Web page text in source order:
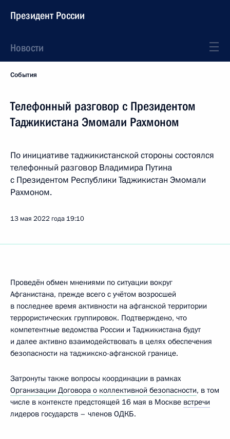
Президент России
Новости
События
Телефонный разговор с Президентом
Таджикистана Эмомали Рахмоном
По инициативе таджикистанской стороны состоялся
телефонный разговор Владимира Путина
с Президентом Республики Таджикистан Эмомали
Рахмоном.
13 мая 2022 года 19:10
Проведён обмен мнениями по ситуации вокруг
Афганистана, прежде всего с учётом возросшей
в последнее время активности на афганской территории
террористических группировок. Подтверждено, что
компетентные ведомства России и Таджикистана будут
и далее активно взаимодействовать в целях обеспечения
безопасности на таджикско-афганской границе.
Затронуты также вопросы координации в рамках
Организации Договора о коллективной безопасности, в том
числе в контексте предстоящей 16 мая в Москве встречи
лидеров государств – членов ОДКБ.